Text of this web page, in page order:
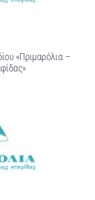
«Πριμαρόλια –